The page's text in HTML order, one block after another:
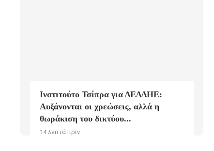
Ινστιτούτο Τσίπρα για ΔΕΔΔΗΕ:
Αυξάνονται οι χρεώσεις, αλλά η
θωράκιση του δικτύου...
14 λεπτά πριν